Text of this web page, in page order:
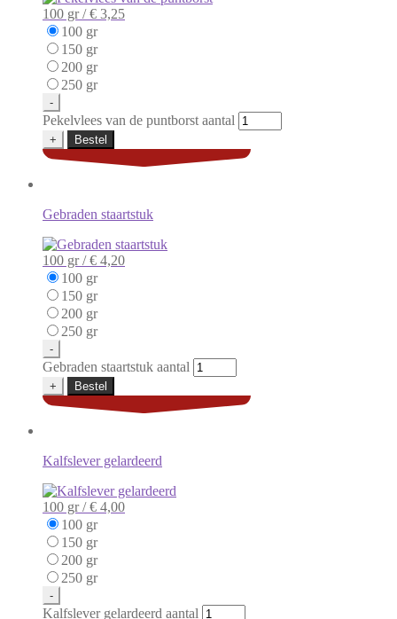
100 gr /€ 3,25
100 gr
150 gr
200 gr
250 gr
-
Pekelvlees van de puntborst aantal
+ Bestel
Gebraden staartstuk
100 gr /€ 4,20
100 gr
150 gr
200 gr
250 gr
-
Gebraden staartstuk aantal
+ Bestel
Kalfslever gelardeerd
100 gr /€ 4,00
100 gr
150 gr
200 gr
250 gr
-
Kalfslever gelardeerd aantal